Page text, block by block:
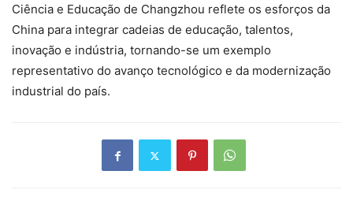
Ciência e Educação de Changzhou reflete os esforços da
China para integrar cadeias de educação, talentos,
inovação e indústria, tornando-se um exemplo
representativo do avanço tecnológico e da modernização
industrial do país.